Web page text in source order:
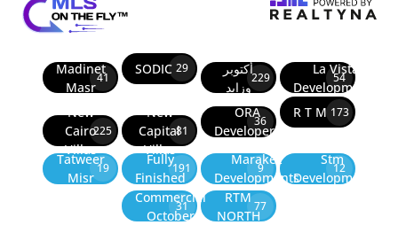
Madinet
Masr
41
SODIC 29
أكتوبر
وزايد
229
La Vista
Developments
54
New
Cairo
Villas
225
New
Capital
Villas
81
ORA
Developers
36
R T M 173
Tatweer
Misr
19
Fully
Finished
191
Marakez
Developments
9
Stm
Development
12
Commercial
October
31
RTM
NORTH
77